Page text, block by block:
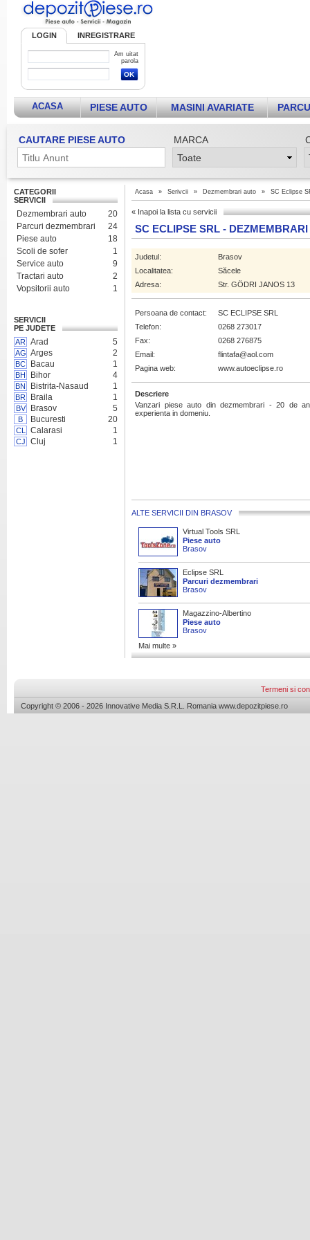
LOGIN INREGISTRARE
Am uitat
parola
ACASA PIESE AUTO MASINI AVARIATE
CAUTARE PIESE AUTO MARCA
CATEGORII
SERVICII
Dezmembrari auto
20
Parcuri dezmembrari
24
Piese auto
18
Scoli de sofer
1
Service auto
9
Tractari auto
2
Vopsitorii auto
1
SERVICII
PE JUDETE
AR Arad 5
AG Arges 2
BC Bacau 1
BH Bihor 4
BN Bistrita-Nasaud 1
BR Braila 1
BV Brasov 5
B Bucuresti 20
CL Calarasi 1
CJ Cluj 1
Acasa » Serivcii » Dezmembrari auto » SC Eclipse
« Inapoi la lista cu servicii
SC ECLIPSE SRL -
Judetul:
Brasov
Localitatea:
Săcele
Adresa:
Str. GÖDRI JANOS 13
Persoana de contact:
SC ECLIPSE SRL
Telefon:
0268 273017
Fax:
0268 276875
Email:
flintafa@aol.com
Pagina web:
www.autoeclipse.ro
Descriere
Vanzari piese auto din dezmembrari - 20 de
experienta in domeniu.
ALTE SERVICII DIN BRASOV
Virtual Tools SRL
Piese auto
Brasov
Eclipse SRL
Parcuri dezmembrari
Brasov
Magazzino-Albertino
Piese auto
Brasov
Mai multe »
Termeni si
Copyright © 2006 - 2026 Innovative Media S.R.L. Romania www.depozitpiese.ro